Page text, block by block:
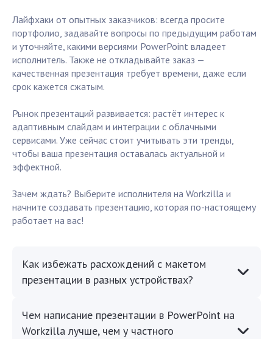
Лайфхаки от опытных заказчиков: всегда просите
портфолио, задавайте вопросы по предыдущим работам
и уточняйте, какими версиями PowerPoint владеет
исполнитель. Также не откладывайте заказ —
качественная презентация требует времени, даже если
срок кажется сжатым.
Рынок презентаций развивается: растёт интерес к
адаптивным слайдам и интеграции с облачными
сервисами. Уже сейчас стоит учитывать эти тренды,
чтобы ваша презентация оставалась актуальной и
эффектной.
Зачем ждать? Выберите исполнителя на Workzilla и
начните создавать презентацию, которая по-настоящему
работает на вас!
Как избежать расхождений с макетом
презентации в разных устройствах?
Чем написание презентации в PowerPoint на
Workzilla лучше, чем у частного